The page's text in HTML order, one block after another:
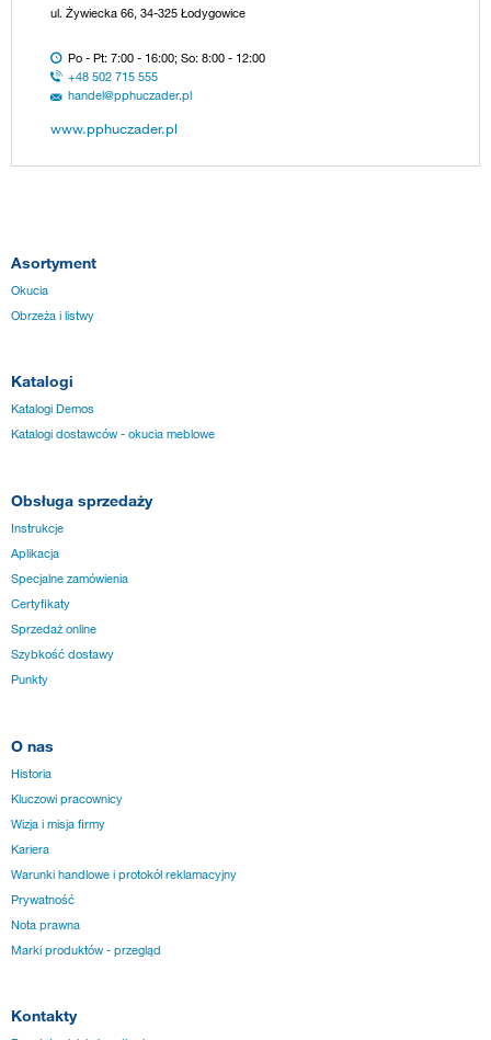
ul. Żywiecka 66, 34-325 Łodygowice
Po - Pt: 7:00 - 16:00; So: 8:00 - 12:00
+48 502 715 555
handel@pphuczader.pl
www.pphuczader.pl
Asortyment
Okucia
Obrzeża i listwy
Katalogi
Katalogi Demos
Katalogi dostawców - okucia meblowe
Obsługa sprzedaży
Instrukcje
Aplikacja
Specjalne zamówienia
Certyfikaty
Sprzedaż online
Szybkość dostawy
Punkty
O nas
Historia
Kluczowi pracownicy
Wizja i misja firmy
Kariera
Warunki handlowe i protokół reklamacyjny
Prywatność
Nota prawna
Marki produktów - przegląd
Kontakty